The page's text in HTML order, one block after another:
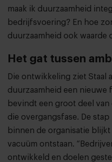
maak ik duurzaamheid
bedrijfsvoering? En hoe
duurzaamheid ook waarde
Het gat tussen
Die ontwikkeling ziet Staal
duurzaamheid een nieuwe
bevindt een groot deel
die overgangsfase. De
binnen de organisatie blijkt
vacuüm ontstaan.
ontwikkeld en doelen